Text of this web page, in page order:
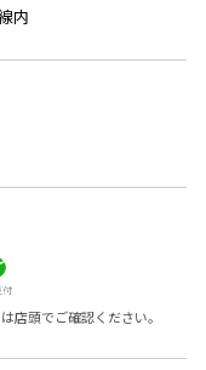
内
店頭でご確認ください。